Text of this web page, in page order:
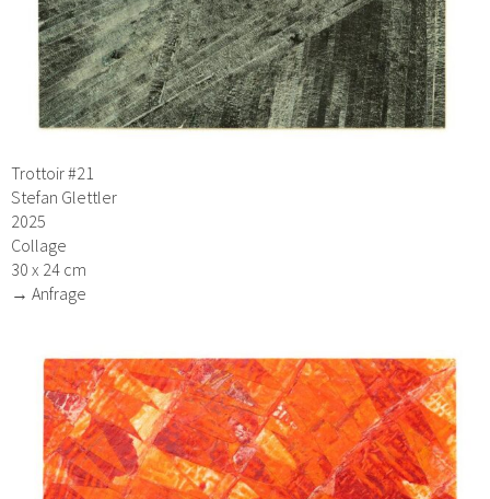
Trottoir #21
Stefan Glettler
2025
Collage
30 x 24 cm
→ Anfrage